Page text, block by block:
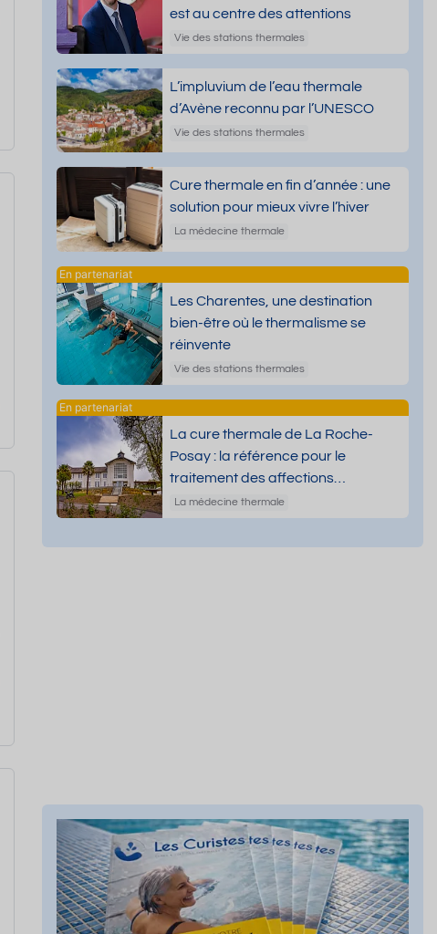
est au centre des attentions
Vie des stations thermales
L’impluvium de l’eau thermale
d’Avène reconnu par l’UNESCO
Vie des stations thermales
Cure thermale en fin d’année : une
solution pour mieux vivre l’hiver
La médecine thermale
Les Charentes, une destination
bien-être où le thermalisme se
réinvente
Vie des stations thermales
La cure thermale de La Roche-
Posay : la référence pour le
traitement des affections
dermatologiques
La médecine thermale